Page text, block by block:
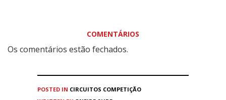
COMENTÁRIOS
Os comentários estão fechados.
POSTED IN CIRCUITOS COMPETIÇÃO